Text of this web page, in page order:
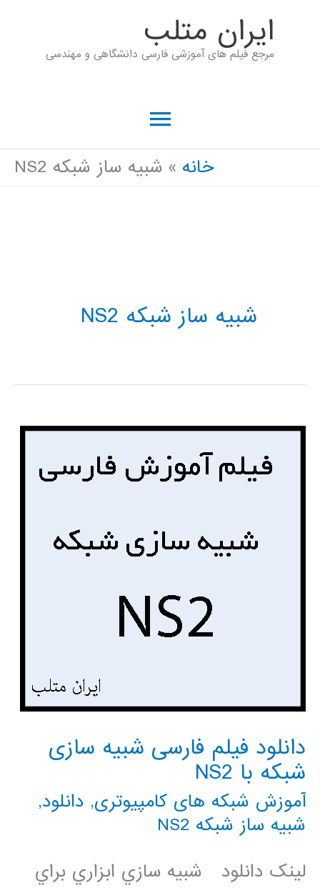
ايران متلب
مرجع فیلم های آموزشی فارسی دانشگاهی و مهندسی
فهرست
اصلی خانه شبیه ساز شبکه NS2
شبیه ساز شبکه NS2
دانلود فیلم فارسی شبیه سازی
شبکه با NS2
آموزش شبکه های کامپیوتری, دانلود,
شبیه ساز شبکه NS2
لینک دانلود شبيه سازي ابزاري براي